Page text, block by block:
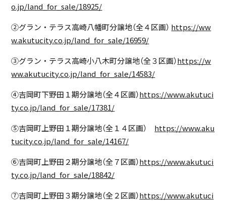
o.jp/land_for_sale/18925/
②グラン・テラス高崎八幡町分譲地（全４区画） https://ww
w.akutucity.co.jp/land_for_sale/16959/
➂グラン・テラス高崎小八木町分譲地（全３区画）https://w
ww.akutucity.co.jp/land_for_sale/14583/
④吉岡町下野田１期分譲地（全４区画）https://www.akutuci
ty.co.jp/land_for_sale/17381/
⑤吉岡町上野田１期分譲地（全１４区画） https://www.aku
tucity.co.jp/land_for_sale/14167/
⑥吉岡町上野田２期分譲地（全７区画）https://www.akutuci
ty.co.jp/land_for_sale/18842/
➆吉岡町上野田３期分譲地（全２区画）https://www.akutuci